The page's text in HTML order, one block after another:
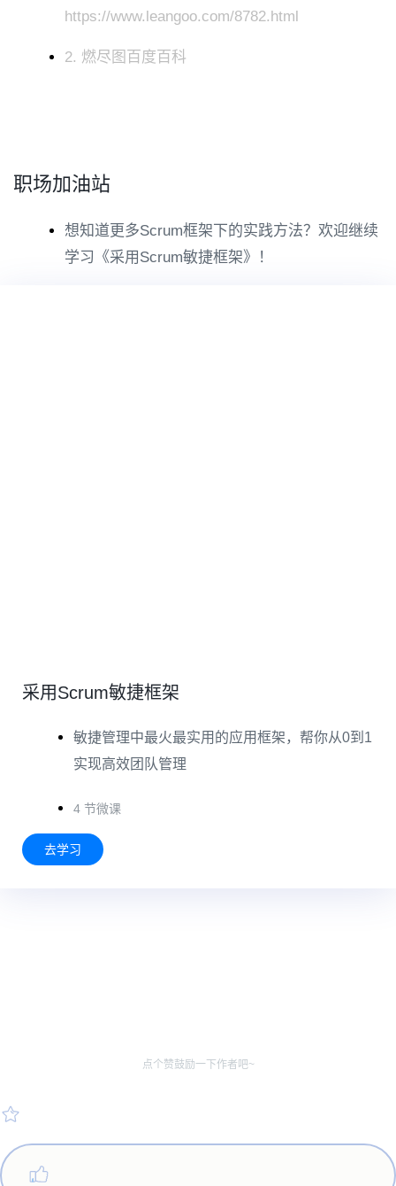
https://www.leangoo.com/8782.html
2. 燃尽图百度百科
职场加油站
想知道更多Scrum框架下的实践方法？欢迎继续
学习《采用Scrum敏捷框架》！
采用Scrum敏捷框架
敏捷管理中最火最实用的应用框架，帮你从0到1
实现高效团队管理
4 节微课
去学习
点个赞鼓励一下作者吧~